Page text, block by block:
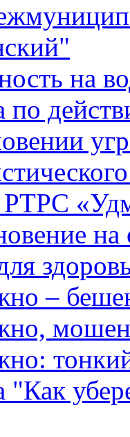
на
по
на
–
"Как